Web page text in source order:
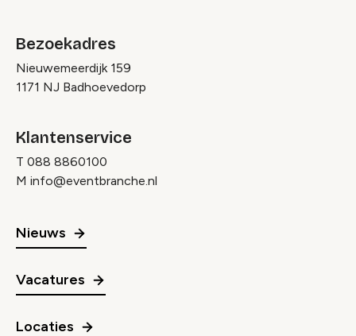
Bezoekadres
Nieuwemeerdijk 159
1171 NJ Badhoevedorp
Klantenservice
T 088 8860100
M info@eventbranche.nl
Nieuws
Vacatures
Locaties